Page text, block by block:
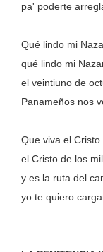
pa' poderte
Qué lindo mi
qué lindo mi
el veintiuno de
Panameños nos
Que viva el
el Cristo de los
y es la ruta del
yo te quiero